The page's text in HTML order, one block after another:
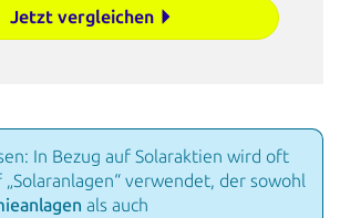
Jetzt vergleichen
In Bezug auf Solaraktien wird oft
verwendet, der sowohl
als auch